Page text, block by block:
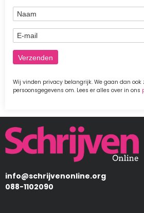
Naam
E-mail
Wij vinden privacy belangrijk. We gaan dan
persoonsgegevens om. Lees er alles over in ons
Afbeelding
info@schrijvenonline.org
088-1102090